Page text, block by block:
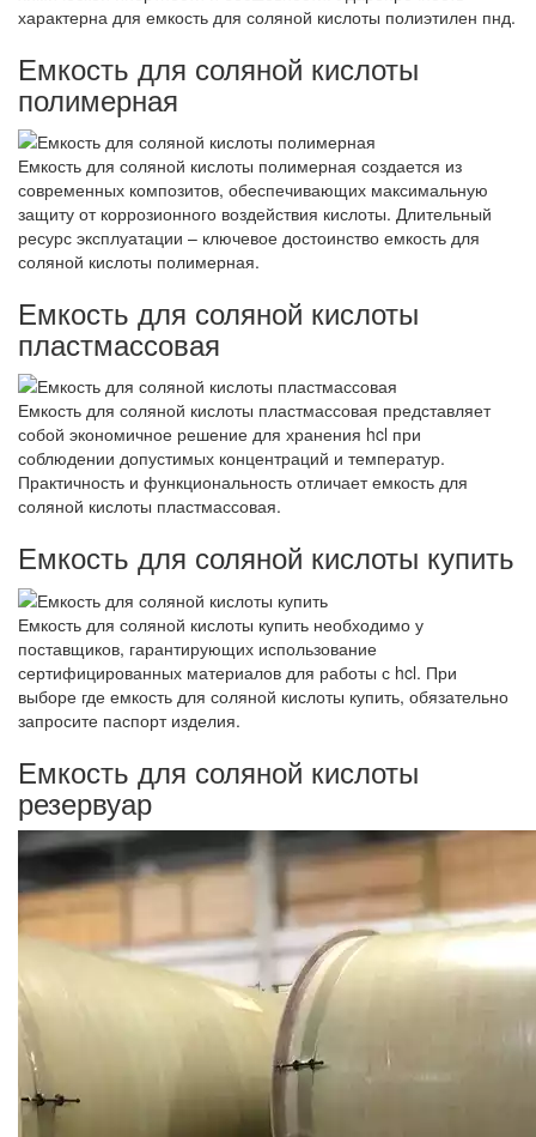
характерна для емкость для соляной кислоты полиэтилен пнд.
Емкость для соляной кислоты
полимерная
Емкость для соляной кислоты полимерная создается из
современных композитов, обеспечивающих максимальную
защиту от коррозионного воздействия кислоты. Длительный
ресурс эксплуатации – ключевое достоинство емкость для
соляной кислоты полимерная.
Емкость для соляной кислоты
пластмассовая
Емкость для соляной кислоты пластмассовая представляет
собой экономичное решение для хранения hcl при
соблюдении допустимых концентраций и температур.
Практичность и функциональность отличает емкость для
соляной кислоты пластмассовая.
Емкость для соляной кислоты купить
Емкость для соляной кислоты купить необходимо у
поставщиков, гарантирующих использование
сертифицированных материалов для работы с hcl. При
выборе где емкость для соляной кислоты купить, обязательно
запросите паспорт изделия.
Емкость для соляной кислоты
резервуар